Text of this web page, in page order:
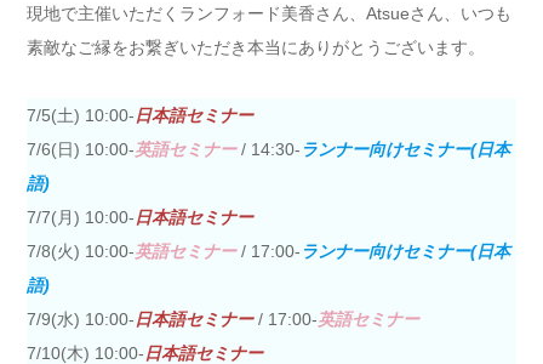
現地で主催いただくランフォード美香さん、Atsueさん、いつも
素敵なご縁をお繋ぎいただき本当にありがとうございます。
7/5(土) 10:00-日本語セミナー
7/6(日) 10:00-英語セミナー/ 14:30- ランナー向けセミナー(日本
語)
7/7(月) 10:00-日本語セミナー
7/8(火) 10:00-英語セミナー/ 17:00- ランナー向けセミナー(日本
語)
7/9(水) 10:00-日本語セミナー/ 17:00-英語セミナー
7/10(木) 10:00-日本語セミナー